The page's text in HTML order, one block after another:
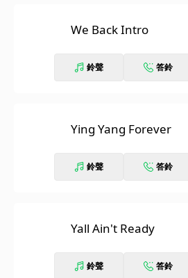
We Back Intro
鈴聲 答鈴
Ying Yang Forever
鈴聲 答鈴
Yall Ain't Ready
鈴聲 答鈴